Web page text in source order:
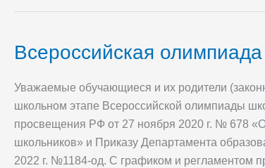
Всероссийская
Уважаемые обучающиеся и их родители
школьном этапе Всероссийской олимпиады
просвещения РФ от 27 ноября 2020 г. № 678
школьников» и Приказу Департамента
2022 г. №1184-од. С графиком и регламентом
Всероссийская
олимпиада
школьников
2022-
2023